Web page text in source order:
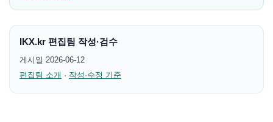
IKX.kr 편집팀 작성·검수
게시일 2026-06-12
편집팀 소개 · 작성·수정 기준